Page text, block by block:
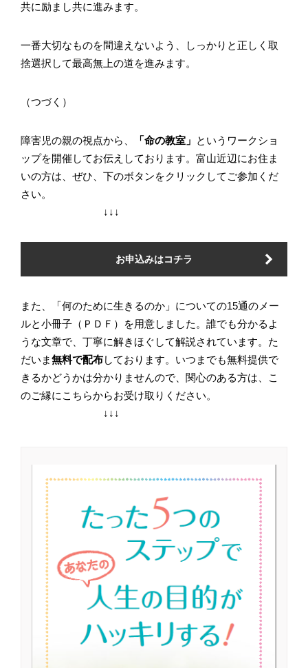
共に励まし共に進みます。
一番大切なものを間違えないよう、しっかりと正しく取
捨選択して最高無上の道を進みます。
（つづく）
障害児の親の視点から、 「命の教室」 というワークショ
ップを開催してお伝えしております。富山近辺にお住ま
いの方は、ぜひ、下のボタンをクリックしてご参加くだ
さい。
↓↓↓
お申込みはコチラ
また、「何のために生きるのか」についての15通のメー
ルと小冊子（ＰＤＦ）を用意しました。誰でも分かるよ
うな文章で、丁寧に解きほぐして解説されています。た
だいま無料で配布しております。いつまでも無料提供で
きるかどうかは分かりませんので、関心のある方は、こ
のご縁にこちらからお受け取りください。
↓↓↓